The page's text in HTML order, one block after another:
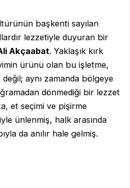
başkenti sayılan
lezzetiyle duyuran bir
Akçaabat. Yaklaşık kırk
ürünü olan bu işletme,
aynı zamanda bölgeye
dönmediği bir lezzet
et seçimi ve pişirme
ünlenmiş, halk arasında
da anılır hale gelmiş.